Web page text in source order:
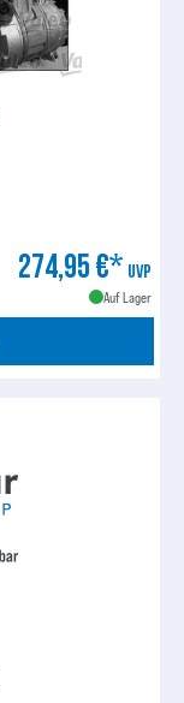
274,95 €* UVP
Auf Lager